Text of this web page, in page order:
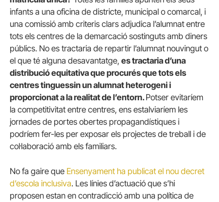
infants a una oficina de districte, municipal o comarcal, i
una comissió amb criteris clars adjudica l’alumnat entre
tots els centres de la demarcació sostinguts amb diners
públics. No es tractaria de repartir l’alumnat nouvingut o
el que té alguna desavantatge, es tractaria d’una
distribució equitativa que procurés que tots els
centres tinguessin un alumnat heterogeni i
proporcionat a la realitat de l’entorn. Potser evitaríem
la competitivitat entre centres, ens estalviaríem les
jornades de portes obertes propagandístiques i
podríem fer-les per exposar els projectes de treball i de
col·laboració amb els familiars.
No fa gaire que Ensenyament ha publicat el nou decret
d’escola inclusiva. Les línies d’actuació que s’hi
proposen estan en contradicció amb una política de